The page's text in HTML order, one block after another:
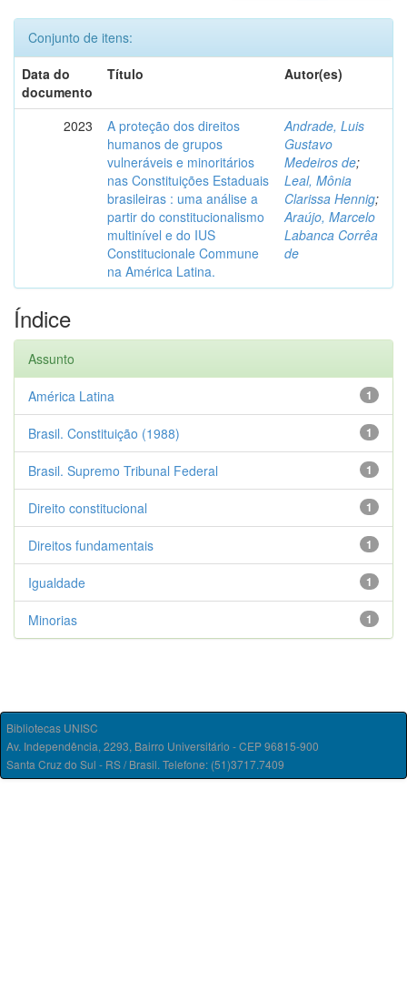
Conjunto de itens:
Data do
documento
Título Autor(es)
2023
A proteção dos direitos
humanos de grupos
vulneráveis e minoritários
nas Constituições Estaduais
brasileiras : uma análise a
partir do constitucionalismo
multinível e do IUS
Constitucionale Commune
na América Latina.
Andrade, Luis
Gustavo
Medeiros de;
Leal, Mônia
Clarissa Hennig;
Araújo, Marcelo
Labanca Corrêa
de
Índice
Assunto
1
América Latina
1
Brasil. Constituição (1988)
1
Brasil. Supremo Tribunal Federal
1
Direito constitucional
1
Direitos fundamentais
1
Igualdade
1
Minorias
Bibliotecas UNISC
Av. Independência, 2293, Bairro Universitário - CEP 96815-900
Santa Cruz do Sul - RS / Brasil. Telefone: (51)3717.7409